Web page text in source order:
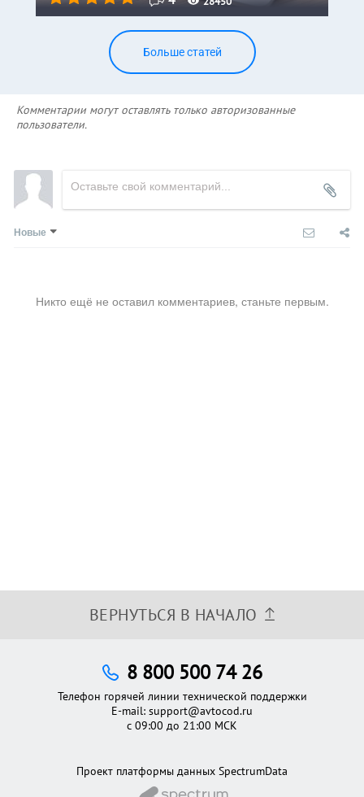
Больше статей
Комментарии могут оставлять только авторизованные
пользователи.
Новые
Никто ещё не оставил комментариев, станьте первым.
ВЕРНУТЬСЯ В НАЧАЛО
Проект платформы данных SpectrumData
8 800 500 74 26
Телефон горячей линии технической поддержки
E-mail: support@avtocod.ru
с 09:00 до 21:00 МСК